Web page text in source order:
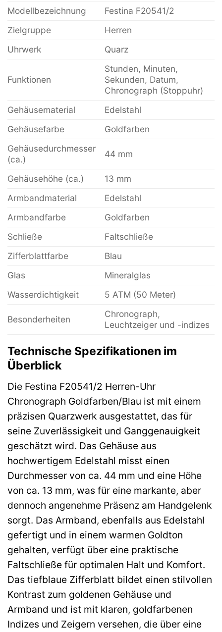
Modellbezeichnung
Festina F20541/2
Zielgruppe
Herren
Uhrwerk
Quarz
Funktionen
Stunden, Minuten,
Sekunden, Datum,
Chronograph (Stoppuhr)
Gehäusematerial
Edelstahl
Gehäusefarbe
Goldfarben
Gehäusedurchmesser
(ca.)
44 mm
Gehäusehöhe (ca.)
13 mm
Armbandmaterial
Edelstahl
Armbandfarbe
Goldfarben
Schließe
Faltschließe
Zifferblattfarbe
Blau
Glas
Mineralglas
Wasserdichtigkeit
5 ATM (50 Meter)
Besonderheiten
Chronograph,
Leuchtzeiger und -indizes
Technische Spezifikationen im
Überblick
Die Festina F20541/2 Herren-Uhr
Chronograph Goldfarben/Blau ist mit einem
präzisen Quarzwerk ausgestattet, das für
seine Zuverlässigkeit und Ganggenauigkeit
geschätzt wird. Das Gehäuse aus
hochwertigem Edelstahl misst einen
Durchmesser von ca. 44 mm und eine Höhe
von ca. 13 mm, was für eine markante, aber
dennoch angenehme Präsenz am Handgelenk
sorgt. Das Armband, ebenfalls aus Edelstahl
gefertigt und in einem warmen Goldton
gehalten, verfügt über eine praktische
Faltschließe für optimalen Halt und Komfort.
Das tiefblaue Zifferblatt bildet einen stilvollen
Kontrast zum goldenen Gehäuse und
Armband und ist mit klaren, goldfarbenen
Indizes und Zeigern versehen, die über eine